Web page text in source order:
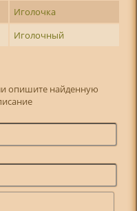
Иголочка
Иголочный
опишите найденную